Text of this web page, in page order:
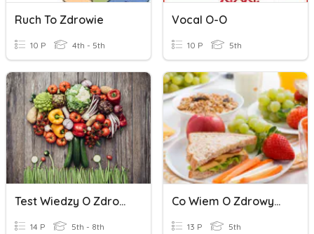
Ruch To Zdrowie
10 P 4th - 5th
Vocal O-O
10 P 5th
Test Wiedzy O Zdrowym Odżywianiu
14 P 5th - 8th
Co Wiem O Zdrowym Śniadaniu?
13 P 5th